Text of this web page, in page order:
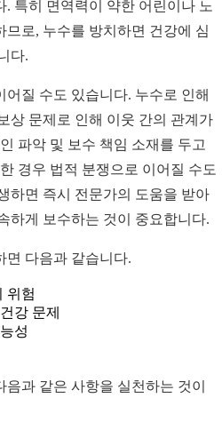
특히 면역력이 약한 어린이나 노
로, 누수를 방치하면 건강에 심
다.
질 수도 있습니다. 누수로 인해
상 문제로 인해 이웃 간의 관계가
파악 및 보수 책임 소재를 두고
경우 법적 분쟁으로 이어질 수도
하면 즉시 전문가의 도움을 받아
하게 보수하는 것이 중요합니다.
면 다음과 같습니다.
위험
강 문제
성
과 같은 사항을 실천하는 것이